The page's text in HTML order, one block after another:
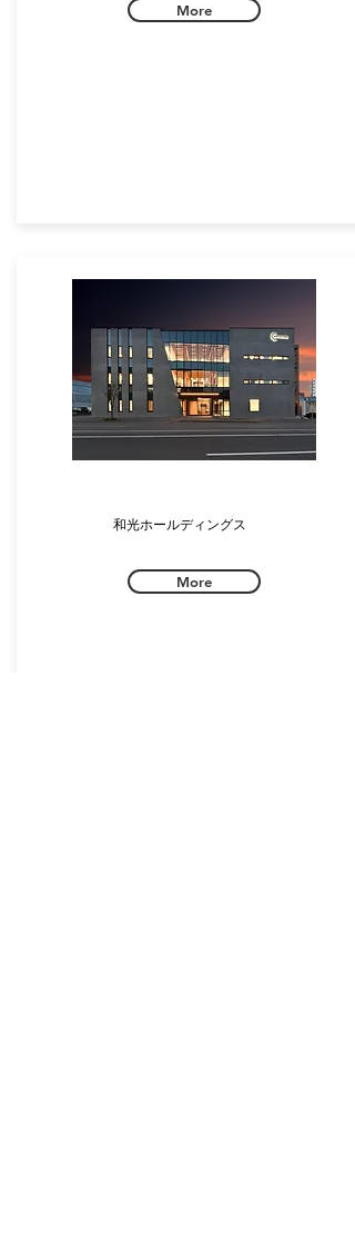
More
和光ホールディングス
More